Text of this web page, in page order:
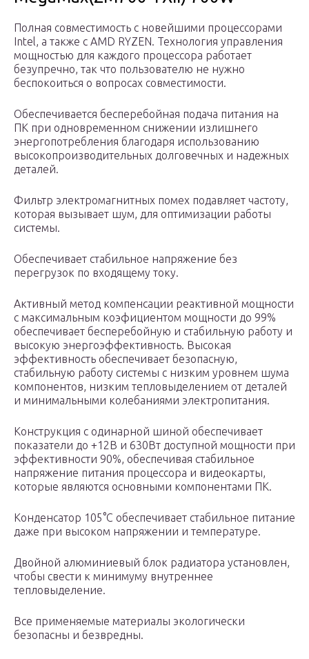
Полная совместимость с новейшими процессорами
Intel, а также с AMD RYZEN. Технология управления
мощностью для каждого процессора работает
безупречно, так что пользователю не нужно
беспокоиться о вопросах совместимости.
Обеспечивается бесперебойная подача питания на
ПК при одновременном снижении излишнего
энергопотребления благодаря использованию
высокопроизводительных долговечных и надежных
деталей.
Фильтр электромагнитных помех подавляет частоту,
которая вызывает шум, для оптимизации работы
системы.
Обеспечивает стабильное напряжение без
перегрузок по входящему току.
Активный метод компенсации реактивной мощности
с максимальным коэфициентом мощности до 99%
обеспечивает бесперебойную и стабильную работу и
высокую энергоэффективность. Высокая
эффективность обеспечивает безопасную,
стабильную работу системы с низким уровнем шума
компонентов, низким тепловыделением от деталей
и минимальными колебаниями электропитания.
Конструкция с одинарной шиной обеспечивает
показатели до +12В и 630Вт доступной мощности при
эффективности 90%, обеспечивая стабильное
напряжение питания процессора и видеокарты,
которые являются основными компонентами ПК.
Конденсатор 105°C обеспечивает стабильное питание
даже при высоком напряжении и температуре.
Двойной алюминиевый блок радиатора установлен,
чтобы свести к минимуму внутреннее
тепловыделение.
Все применяемые материалы экологически
безопасны и безвредны.